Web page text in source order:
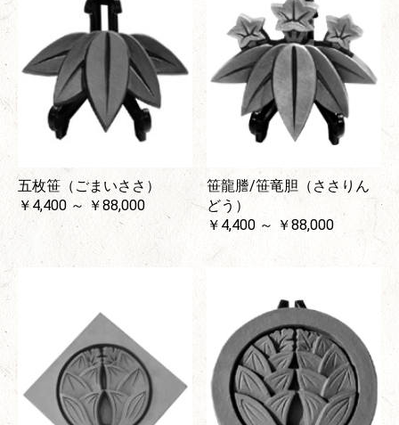
五枚笹（ごまいささ）
￥4,400 ～ ￥88,000
笹龍謄/笹竜胆（ささりん
どう）
￥4,400 ～ ￥88,000